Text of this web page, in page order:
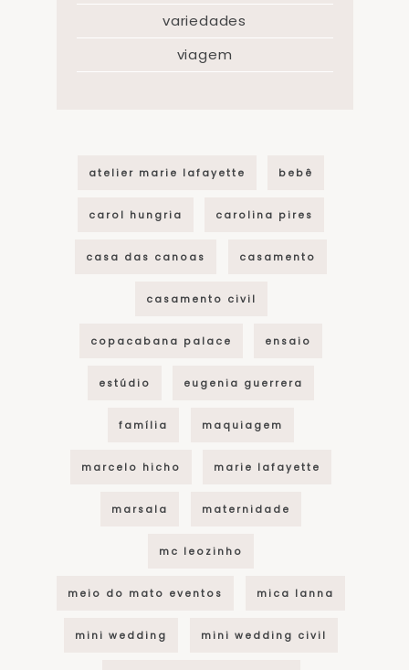
variedades
viagem
atelier marie lafayette bebê
carol hungria carolina pires
casa das canoas casamento
casamento civil
copacabana palace ensaio
estúdio eugenia guerrera
família maquiagem
marcelo hicho marie lafayette
marsala maternidade
mc leozinho
meio do mato eventos mica lanna
mini wedding mini wedding civil